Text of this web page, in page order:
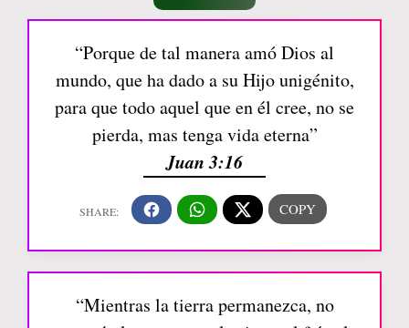
“Porque de tal manera amó Dios al
mundo, que ha dado a su Hijo unigénito,
para que todo aquel que en él cree, no se
pierda, mas tenga vida eterna”
Juan 3:16
“Mientras la tierra permanezca, no